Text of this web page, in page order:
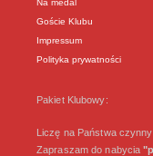
Na medal
Goście Klubu
Impressum
Polityka prywatności
Pakiet Klubowy:
Liczę na Państwa
Zapraszam do nabycia